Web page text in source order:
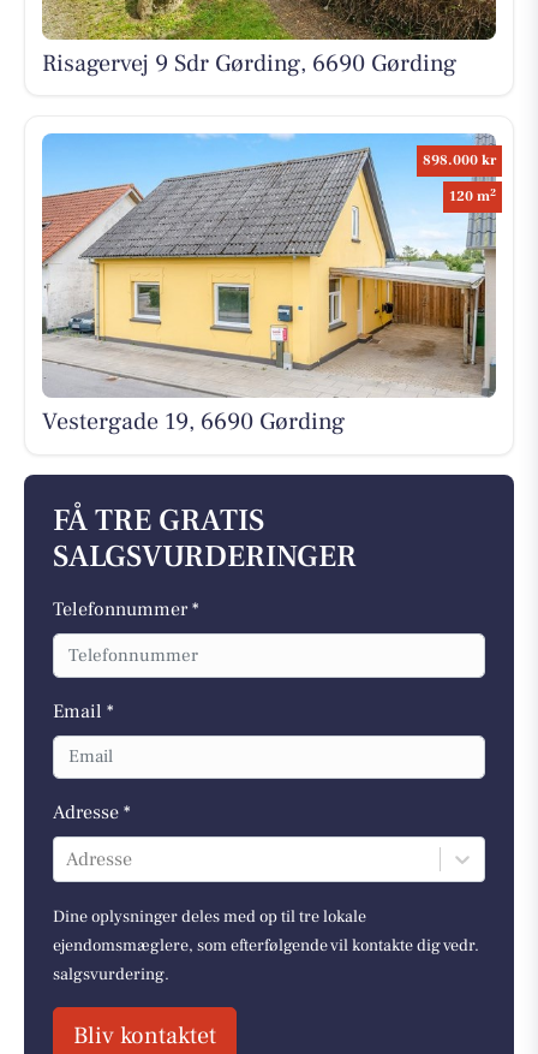
Risagervej 9 Sdr Gørding, 6690 Gørding
898.000 kr
120 m2
Vestergade 19, 6690 Gørding
FÅ TRE GRATIS
SALGSVURDERINGER
Telefonnummer *
Email *
Adresse *
Adresse
Dine oplysninger deles med op til tre lokale
ejendomsmæglere, som efterfølgende vil kontakte dig vedr.
salgsvurdering.
Bliv kontaktet